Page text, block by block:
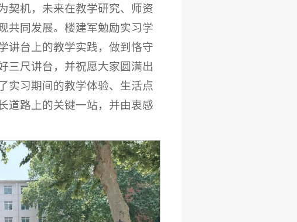
契机，未来在教学研究、师资
共同发展。楼建军勉励实习学
讲台上的教学实践，做到恪守
三尺讲台，并祝愿大家圆满出
实习期间的教学体验、生活点
道路上的关键一站，并由衷感